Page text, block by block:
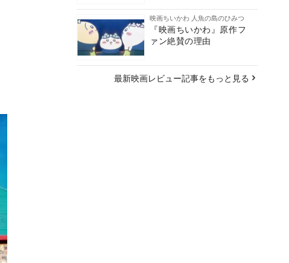
映画ちいかわ 人魚の島のひみつ
『映画ちいかわ』原作フ
ァン絶賛の理由
最新映画レビュー記事をもっと見る